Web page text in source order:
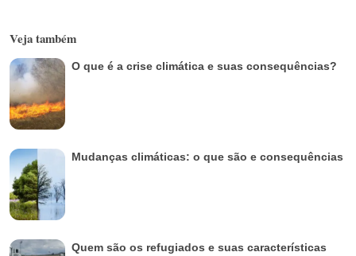
Veja também
O que é a crise climática e suas consequências?
Mudanças climáticas: o que são e consequências
Quem são os refugiados e suas características